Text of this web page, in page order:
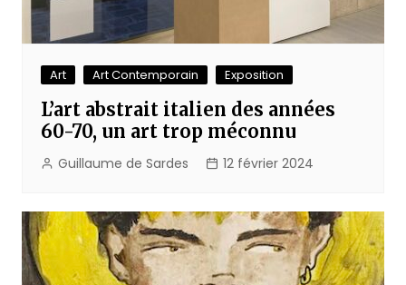
Art Art Contemporain Exposition
L’art abstrait italien des années
60-70, un art trop méconnu
Guillaume de Sardes 12 février 2024